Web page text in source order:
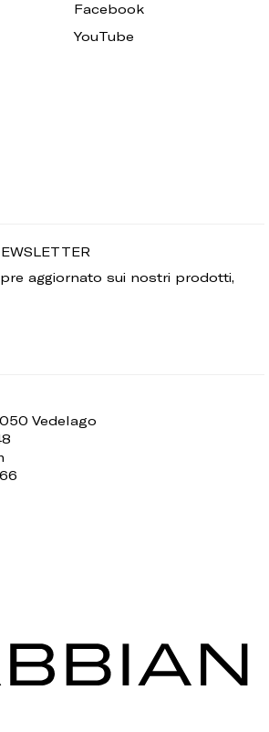
Vedelago
Facebook
YouTube
aggiornato sui nostri prodotti,